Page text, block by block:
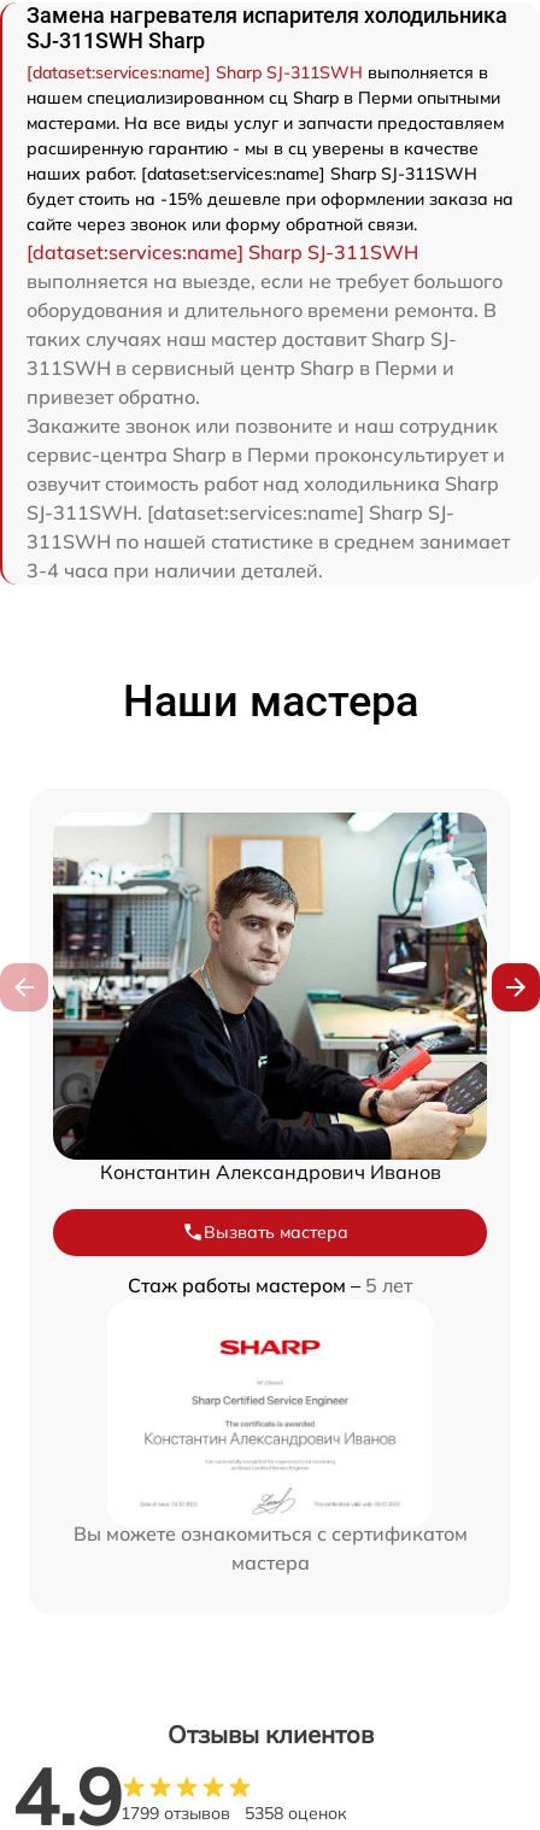
Замена нагревателя испарителя холодильника
SJ-311SWH Sharp
[dataset:services:name] Sharp SJ-311SWH выполняется в
нашем специализированном сц Sharp в Перми опытными
мастерами. На все виды услуг и запчасти предоставляем
расширенную гарантию - мы в сц уверены в качестве
наших работ. [dataset:services:name] Sharp SJ-311SWH
будет стоить на -15% дешевле при оформлении заказа на
сайте через звонок или форму обратной связи.
[dataset:services:name] Sharp SJ-311SWH
выполняется на выезде, если не требует большого
оборудования и длительного времени ремонта. В
таких случаях наш мастер доставит Sharp SJ-
311SWH в сервисный центр Sharp в Перми и
привезет обратно.
Закажите звонок или позвоните и наш сотрудник
сервис-центра Sharp в Перми проконсультирует и
озвучит стоимость работ над холодильника Sharp
SJ-311SWH. [dataset:services:name] Sharp SJ-
311SWH по нашей статистике в среднем занимает
3-4 часа при наличии деталей.
Наши мастера
Константин Александрович Иванов
Вызвать мастера
Стаж работы мастером – 5 лет
Вы можете ознакомиться с сертификатом
мастера
Отзывы клиентов
4.91799 отзывов 5358 оценок